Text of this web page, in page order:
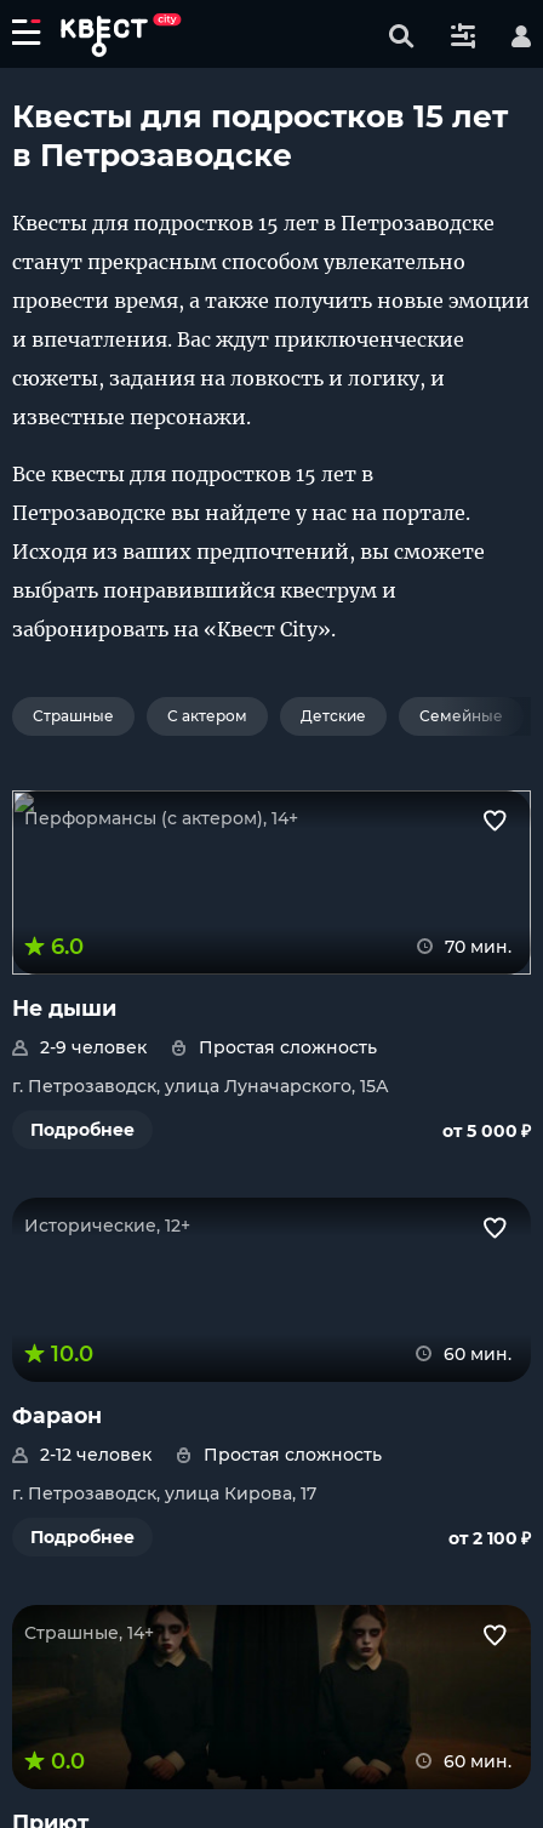
Квесты для подростков 15 лет
в Петрозаводске
Квесты для подростков 15 лет в Петрозаводске
станут прекрасным способом увлекательно
провести время, а также получить новые эмоции
и впечатления. Вас ждут приключенческие
сюжеты, задания на ловкость и логику, и
известные персонажи.
Все квесты для подростков 15 лет в
Петрозаводске вы найдете у нас на портале.
Исходя из ваших предпочтений, вы сможете
выбрать понравившийся квеструм и
забронировать на «Квест City».
Страшные С актером Детские Семейные
Перформансы (с актером), 14+
6.0 70 мин.
Не дыши
2-9 человек
Простая сложность
г. Петрозаводск, улица Луначарского, 15А
Подробнее
от 5 000 ₽
Исторические, 12+
10.0 60 мин.
Фараон
2-12 человек
Простая сложность
г. Петрозаводск, улица Кирова, 17
Подробнее
от 2 100 ₽
Страшные, 14+
0.0 60 мин.
Приют